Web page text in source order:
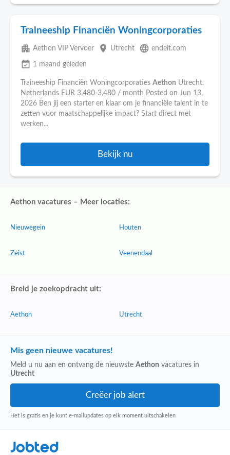
Traineeship Financiën Woningcorporaties
apartment Aethon VIP Vervoer place Utrecht language endeit.com
event_available 1 maand geleden
Traineeship Financiën Woningcorporaties Aethon Utrecht,
Netherlands EUR 3,480-3,480 / month Posted on Jun 13,
2026 Ben jij een starter en klaar om je financiële talent in te
zetten voor maatschappelijke impact? Start direct met
werken...
Bekijk nu
Aethon vacatures – Meer locaties:
Nieuwegein
Zeist
Houten
Veenendaal
Breid je zoekopdracht uit:
Aethon Utrecht
Mis geen nieuwe vacatures!
Meld u nu aan en ontvang de nieuwste Aethon vacatures in
Utrecht
Het is gratis en je kunt e-mailupdates op elk moment uitschakelen
Jobted